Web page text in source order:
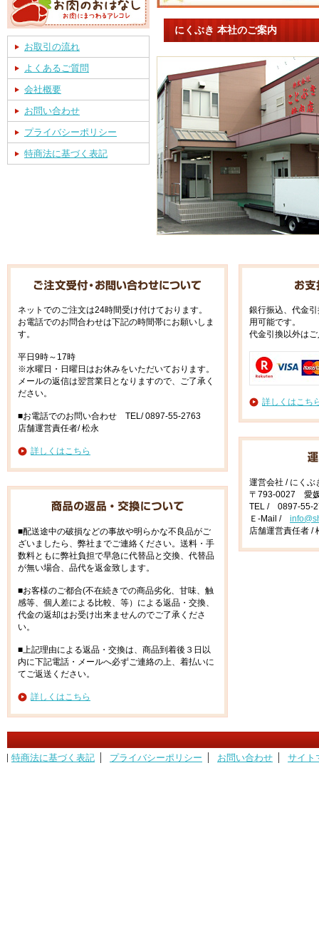
お取引の流れ
よくあるご質問
会社概要
お問い合わせ
プライバシーポリシー
特商法に基づく表記
にくぶき 本社のご案内
ネットでのご注文は24時間受け付けております。
お電話でのお問合わせは下記の時間帯にお願いしま
す。
平日9時～17時
※水曜日・日曜日はお休みをいただいております。
メールの返信は翌営業日となりますので、ご了承く
ださい。
■お電話でのお問い合わせ TEL/ 0897-55-2763
店舗運営責任者/ 松永
詳しくはこちら
■配送途中の破損などの事故や明らかな不良品がご
ざいましたら、弊社までご連絡ください。送料・手
数料ともに弊社負担で早急に代替品と交換、代替品
が無い場合、品代を返金致します。
■お客様のご都合(不在続きでの商品劣化、甘味、触
感等、個人差による比較、等）による返品・交換、
代金の返却はお受け出来ませんのでご了承くださ
い。
■上記理由による返品・交換は、商品到着後３日以
内に下記電話・メールへ必ずご連絡の上、着払いに
てご返送ください。
詳しくはこちら
銀行振込、代金
用可能です。
代金引換以外は
詳しくはこち
運営会社 / にくぶ
〒793-0027 愛
TEL / 0897-55-
Ｅ-Mail /
店舗運営責任者 /
特商法に基づく表記 プライバシーポリシー お問い合わせ サイト